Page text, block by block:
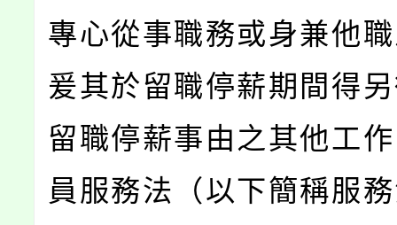
專心從事職務或身兼他
爰其於留職停薪期間得
留職停薪事由之其他工
員服務法（以下簡稱服